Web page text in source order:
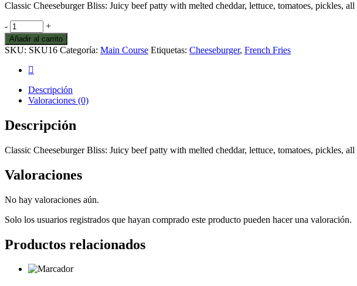
Classic Cheeseburger Bliss: Juicy beef patty with melted cheddar, lettuce, tomatoes, pickles,
Cheeseburger
and
French
Fries
quantity
- +
Añadir al carrito
SKU: SKU16 Categoría: Main Course Etiquetas: Cheeseburger, French Fries
Descripción
Valoraciones (0)
Descripción
Classic Cheeseburger Bliss: Juicy beef patty with melted cheddar, lettuce, tomatoes, pickles,
Valoraciones
No hay valoraciones aún.
Solo los usuarios registrados que hayan comprado este producto pueden hacer una valoración.
Productos relacionados